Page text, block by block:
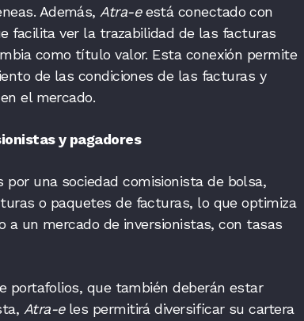
Además,Atra-eestá conectado con
facilita ver la trazabilidad de las facturas
como título valor. Esta conexión permite
de las condiciones de las facturas y
el mercado.
y pagadores
una sociedad comisionista de bolsa,
o paquetes de facturas, lo que optimiza
a un mercado de inversionistas, con tasas
portafolios, que también deberán estar
Atra-eles permitirá diversificar su cartera